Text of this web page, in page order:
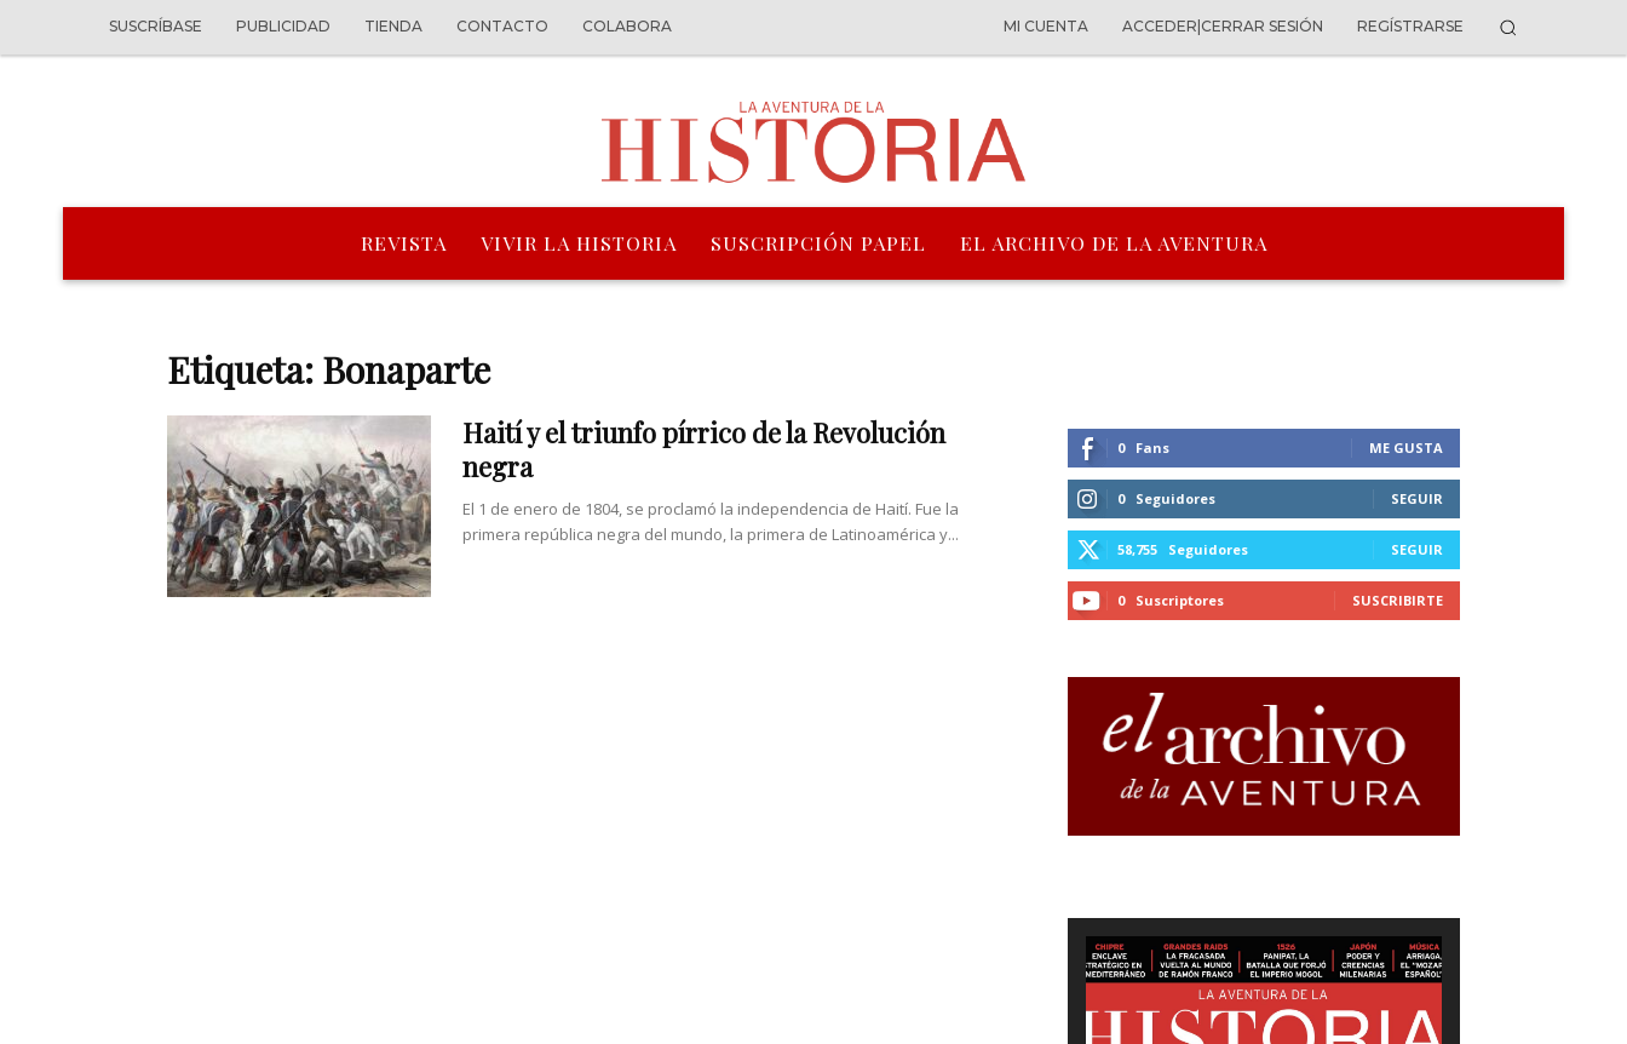
SUSCRÍBASE PUBLICIDAD TIENDA CONTACTO COLABORA MI CUENTA ACCEDER|CERRAR SESIÓN REGÍSTRARSE
REVISTA VIVIR LA HISTORIA SUSCRIPCIÓN PAPEL EL ARCHIVO DE LA AVENTURA
Etiqueta: Bonaparte
Haití y el triunfo pírrico de la Revolución
negra
El 1 de enero de 1804, se proclamó la independencia de Haití. Fue la
primera república negra del mundo, la primera de Latinoamérica y...
0 Fans ME GUSTA
0 Seguidores SEGUIR
58,755 Seguidores SEGUIR
0 Suscriptores SUSCRIBIRTE